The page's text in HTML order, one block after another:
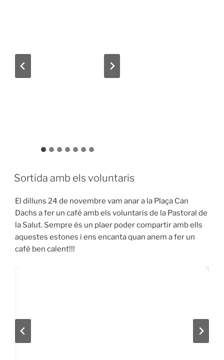
Sortida amb els voluntaris
El dilluns 24 de novembre vam anar a la Plaça Can
Dachs a fer un cafè amb els voluntaris de la Pastoral de
la Salut. Sempre és un plaer poder compartir amb ells
aquestes estones i ens encanta quan anem a fer un
cafè ben calent!!!